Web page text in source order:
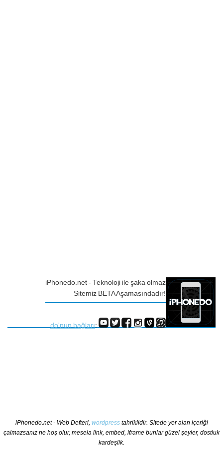
iPhonedo.net - Teknoloji ile şaka olmaz
Sitemiz BETA Aşamasındadır!
do'nun bağları:
iPhonedo.net - Web Defteri, wordpresstahriklidir. Sitede yer alan içeriği
çalmazsanız ne hoş olur, mesela link, embed, iframe bunlar güzel şeyler, dostluk
kardeşlik.